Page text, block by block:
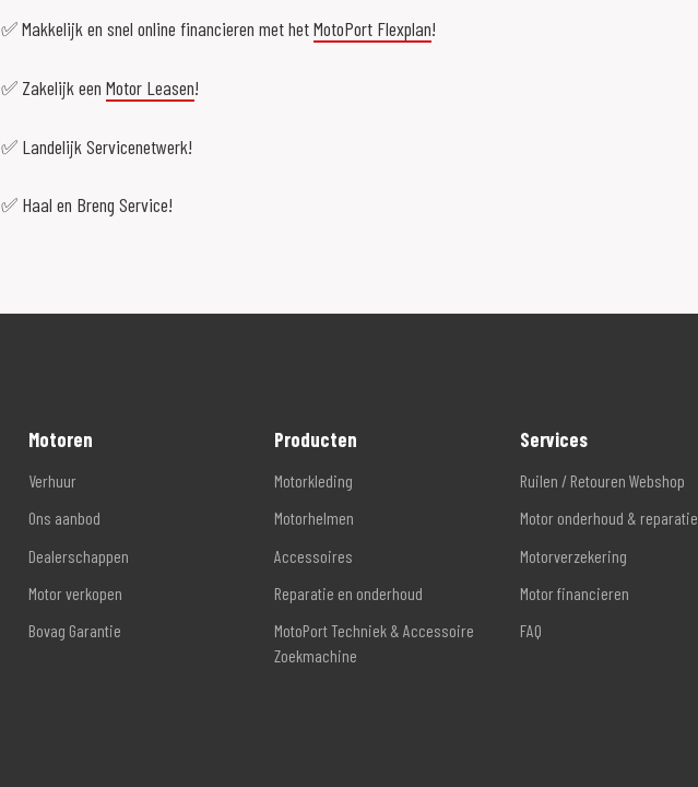
✅ Makkelijk en snel online financieren met hetMotoPort Flexplan!
✅ Zakelijk een Motor Leasen!
✅ Landelijk Servicenetwerk!
✅ Haal en Breng Service!
Motoren
Verhuur
Ons aanbod
Dealerschappen
Motor verkopen
Bovag Garantie
Producten
Motorkleding
Motorhelmen
Accessoires
Reparatie en onderhoud
MotoPort Techniek & Accessoire
Zoekmachine
Services
Ruilen / Retouren Webshop
Motor onderhoud & reparatie
Motorverzekering
Motor financieren
FAQ